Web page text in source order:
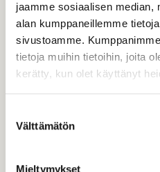
jaamme sosiaalisen median,
alan kumppaneillemme
sivustoamme.
tietoja muihin tietoihin, joita
kerätty, kun olet käyttänyt
valinta
Välttämätön
Mieltymykset
Pikkuleipä-lajitelma
Herkullinen lajitelma suklaisia
L